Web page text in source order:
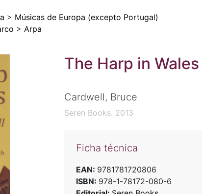
> Músicas de Europa (excepto Portugal)
> Arpa
The Harp in Wales
Cardwell, Bruce
Seren Books. 2013
Ficha técnica
EAN: 9781781720806
ISBN: 978-1-78172-080-6